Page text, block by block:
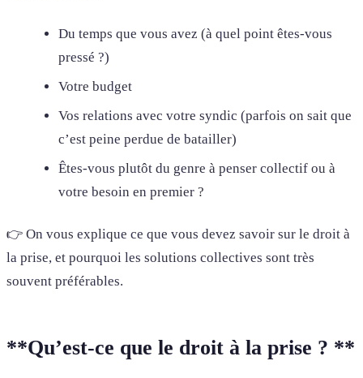
Du temps que vous avez (à quel point êtes-vous
pressé ?)
Votre budget
Vos relations avec votre syndic (parfois on sait que
c’est peine perdue de batailler)
Êtes-vous plutôt du genre à penser collectif ou à
votre besoin en premier ?
👉 On vous explique ce que vous devez savoir sur le droit à
la prise, et pourquoi les solutions collectives sont très
souvent préférables.
**Qu’est-ce que le droit à la prise ? **